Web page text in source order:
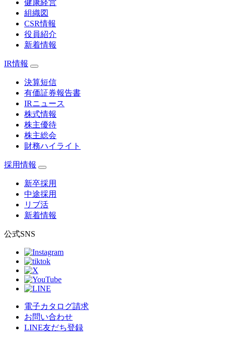
健康経営
組織図
CSR情報
役員紹介
新着情報
IR情報
決算短信
有価証券報告書
IRニュース
株式情報
株主優待
株主総会
財務ハイライト
採用情報
新卒採用
中途採用
リブ活
新着情報
公式SNS
電子カタログ請求
お問い合わせ
LINE友だち登録